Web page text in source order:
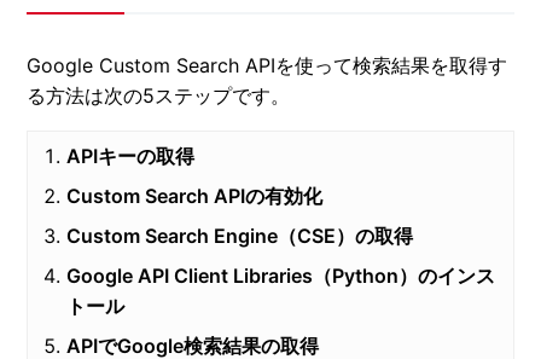
Google Custom Search APIを使って検索結果を取得す
る方法は次の5ステップです。
APIキーの取得
Custom Search APIの有効化
Custom Search Engine（CSE）の取得
Google API Client Libraries（Python）のインス
トール
APIでGoogle検索結果の取得